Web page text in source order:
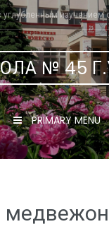
изучением
№ 45
PRIMARY MENU